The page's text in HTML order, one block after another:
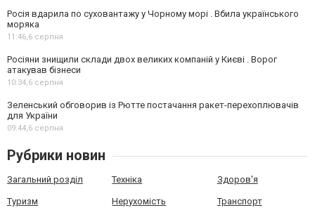
Росія вдарила по суховантажу у Чорному морі . Вбила українського
моряка
11:46,6 серпня
Росіяни знищили склади двох великих компаній у Києві . Ворог
атакував бізнеси
10:34,6 серпня
Зеленський обговорив із Рютте постачання ракет-перехоплювачів
для України
09:44,6 серпня
Рубрики новин
Загальний розділ Техніка Здоров'я
Туризм Нерухомість Транспорт